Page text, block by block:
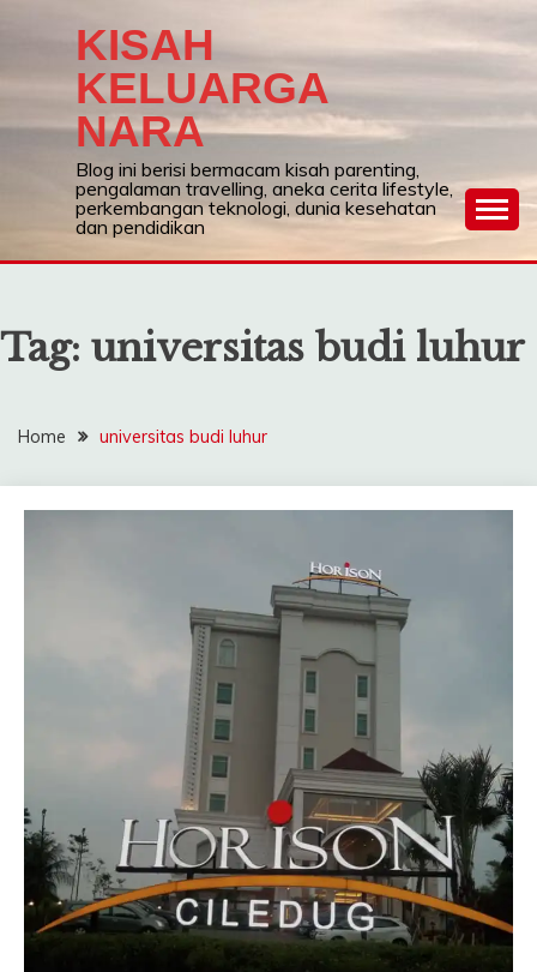
KISAH
KELUARGA
NARA
Blog ini berisi bermacam kisah parenting,
pengalaman travelling, aneka cerita lifestyle,
perkembangan teknologi, dunia kesehatan
dan pendidikan
Tag: universitas budi luhur
Home universitas budi luhur